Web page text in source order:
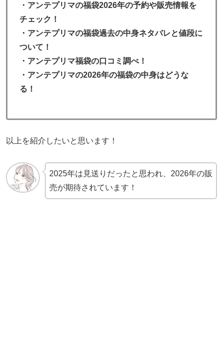
・ アンテプリマの福袋2026年の予約や販売情報を
チェック！
・アンテプリマの福袋過去の中身ネタバレと値段に
ついて！
・ アンテプリマ福袋の口コミ調べ！
・ アンテプリマの2026年の福袋の中身はどうな
る！
以上を紹介したいと思います！
2025年は見送りだったと思われ、2026年の販
売が期待されています！